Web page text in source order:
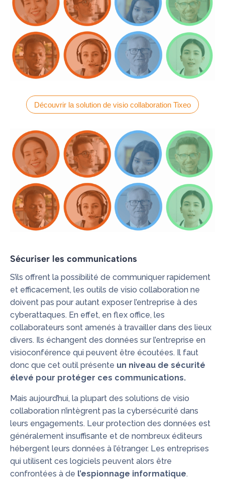
Découvrir la solution de visio collaboration Tixeo
Sécuriser les communications
S’ils offrent la possibilité de communiquer rapidement
et efficacement, les outils de visio collaboration ne
doivent pas pour autant exposer l’entreprise à des
cyberattaques. En effet, en flex office, les
collaborateurs sont amenés à travailler dans des lieux
divers. Ils échangent des données sur l’entreprise en
visioconférence qui peuvent être écoutées. Il faut
donc que cet outil présente un niveau de sécurité
élevé pour protéger ces communications.
Mais aujourd’hui, la plupart des solutions de visio
collaboration n’intègrent pas la cybersécurité dans
leurs engagements. Leur protection des données est
généralement insuffisante et de nombreux éditeurs
hébergent leurs données à l’étranger. Les entreprises
qui utilisent ces logiciels peuvent alors être
confrontées à de l’espionnage informatique.